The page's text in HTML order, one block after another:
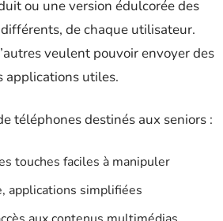
ou une version édulcorée des
de chaque utilisateur.
veulent pouvoir envoyer des
applications utiles.
téléphones destinés aux seniors :
touches faciles à manipuler
applications simplifiées